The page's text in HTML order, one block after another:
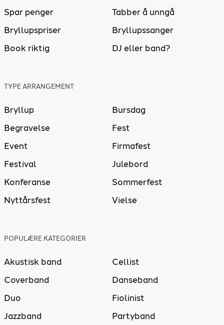
Spar penger
Tabber å unngå
Bryllupspriser
Bryllupssanger
Book riktig
DJ eller band?
TYPE ARRANGEMENT
Bryllup
Bursdag
Begravelse
Fest
Event
Firmafest
Festival
Julebord
Konferanse
Sommerfest
Nyttårsfest
Vielse
POPULÆRE KATEGORIER
Akustisk band
Cellist
Coverband
Danseband
Duo
Fiolinist
Jazzband
Partyband